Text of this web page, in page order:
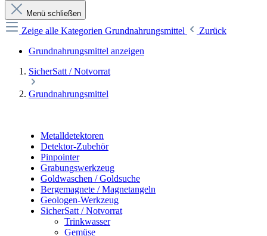
Menü schließen
Zeige alle Kategorien Grundnahrungsmittel
Zurück
Grundnahrungsmittel anzeigen
SicherSatt / Notvorrat
Grundnahrungsmittel
Metalldetektoren
Detektor-Zubehör
Pinpointer
Grabungswerkzeug
Goldwaschen / Goldsuche
Bergemagnete / Magnetangeln
Geologen-Werkzeug
SicherSatt / Notvorrat
Trinkwasser
Gemüse